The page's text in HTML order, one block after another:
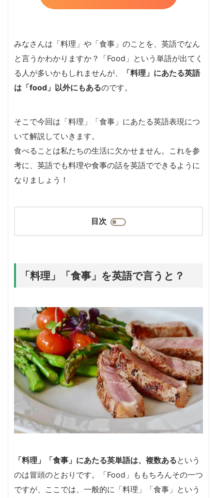
みなさんは「料理」や「食事」のことを、英語でなん
と言うかわかりますか？「Food」という単語が出てく
る人が多いかもしれませんが、
「料理」にあたる英語
は「food」以外にもあるのです。
そこで今回は「料理」「食事」にあたる英語表現につ
いて解説していきます。
食べることは私たちの生活に欠かせません。これを参
考に、英語でも料理や食事の話を英語でできるように
なりましょう！
目次
「料理」「食事」を英語で言うと？
「料理」「食事」にあたる英単語は、複数あるという
のは冒頭のとおりです。「Food」ももちろんその一つ
ですが、ここでは、一般的に「料理」「食事」という